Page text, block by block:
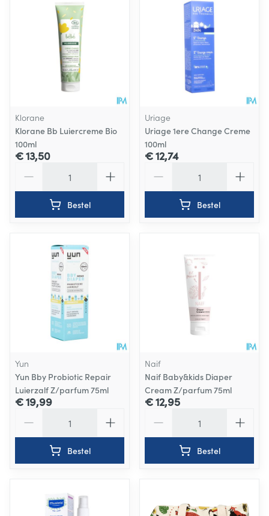
Klorane
Klorane Bb Luiercreme Bio
100ml
€ 13,50
Bestel
Uriage
Uriage 1ere Change Creme
100ml
€ 12,74
Bestel
Yun
Yun Bby Probiotic Repair
Luierzalf Z/parfum 75ml
€ 19,99
Bestel
Naif
Naif Baby&kids Diaper
Cream Z/parfum 75ml
€ 12,95
Bestel